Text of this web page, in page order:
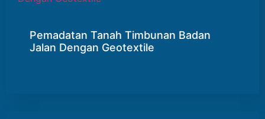
Pemadatan Tanah Timbunan Badan
Jalan Dengan Geotextile